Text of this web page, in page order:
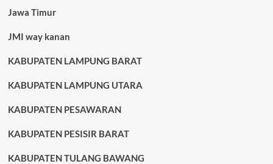
Jawa Timur
JMI way kanan
KABUPATEN LAMPUNG BARAT
KABUPATEN LAMPUNG UTARA
KABUPATEN PESAWARAN
KABUPATEN PESISIR BARAT
KABUPATEN TULANG BAWANG